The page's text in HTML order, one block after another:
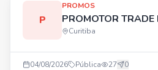
P
PROMOS
PROMOTOR TRADE
Curitiba
04/08/2026 Pública 27 0